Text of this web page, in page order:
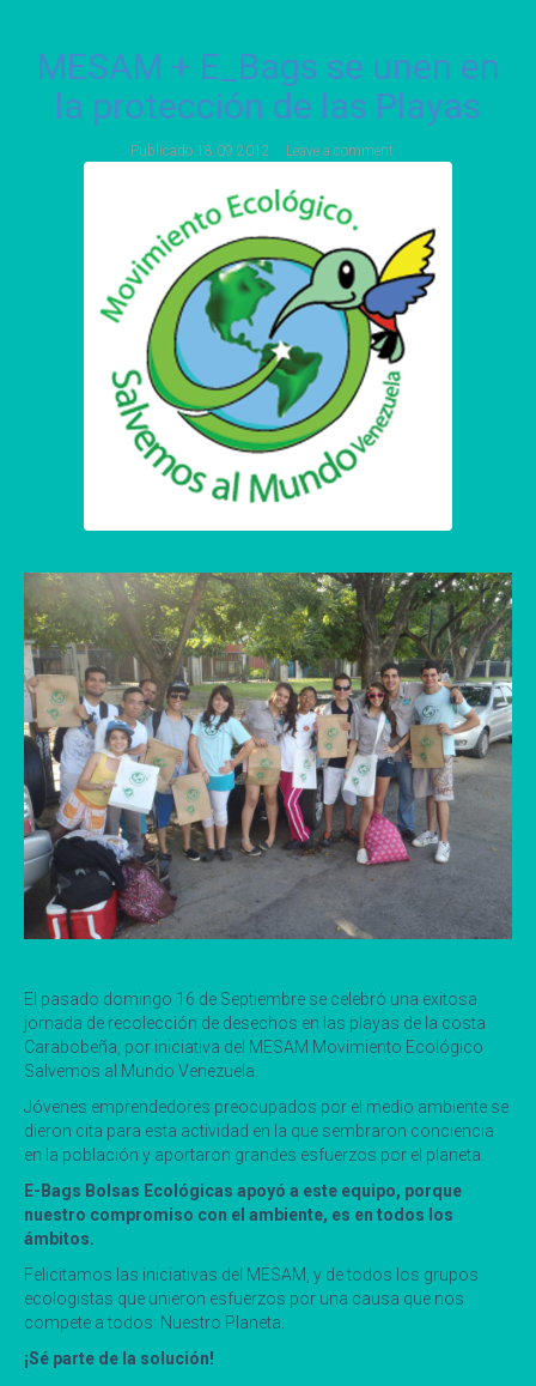
MESAM + E_Bags se unen en
la protección de las Playas
Publicado 18 09 2012 Leave a comment
El pasado domingo 16 de Septiembre se celebró una exitosa
jornada de recolección de desechos en las playas de la costa
Carabobeña, por iniciativa del MESAM Movimiento Ecológico
Salvemos al Mundo Venezuela.
Jóvenes emprendedores preocupados por el medio ambiente se
dieron cita para esta actividad en la que sembraron conciencia
en la población y aportaron grandes esfuerzos por el planeta.
E-Bags Bolsas Ecológicas apoyó a este equipo, porque
nuestro compromiso con el ambiente, es en todos los
ámbitos.
Felicitamos las iniciativas del MESAM, y de todos los grupos
ecologistas que unieron esfuerzos por una causa que nos
compete a todos: Nuestro Planeta.
¡Sé parte de la solución!